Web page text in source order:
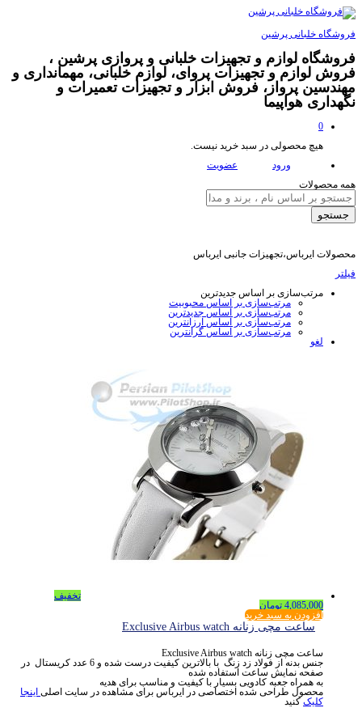
فروشگاه خلبانی پرشین
فروشگاه لوازم و تجهیزات خلبانی و پروازی پرشین ،
فروش لوازم و تجهیزات پروای، لوازم خلبانی، مهمانداری و
مهندسین پرواز، فروش ابزار و تجهیزات تعمیرات و
نگهداری هواپیما
0
هیچ محصولی در سبد خرید نیست.
ورود
عضویت
همه محصولات
جستجو
محصولات ایرباس،تجهیزات جانبی ایرباس
فیلتر
مرتب‌سازی بر اساس جدیدترین
مرتب‌سازی بر اساس محبوبیت
مرتب‌سازی بر اساس جدیدترین
مرتب‌سازی بر اساس ارزانترین
مرتب‌سازی بر اساس گرانترین
لغو
تخفیف
4,085,000 تومان
افزودن به سبد خرید
ساعت مچی زنانه Exclusive Airbus watch
ساعت مچی زنانه Exclusive Airbus watch
جنس بدنه از فولاد زد زنگ با بالاترین کیفیت درست شده و 6 عدد کریستال در
صفحه نمایش ساعت استفاده شده
به همراه جعبه کادویی بسیار با کیفیت و مناسب برای هدیه
محصول طراحی شده اختصاصی در ایرباس برای مشاهده در سایت اصلی اینجا
کلیککنید